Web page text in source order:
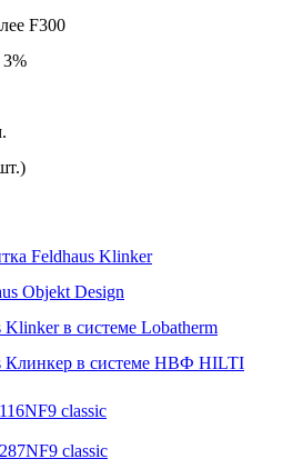
F300
3%
Feldhaus Klinker
Objekt Design
в системе Lobatherm
Клинкер в системе НВФ HILTI
classic
classic